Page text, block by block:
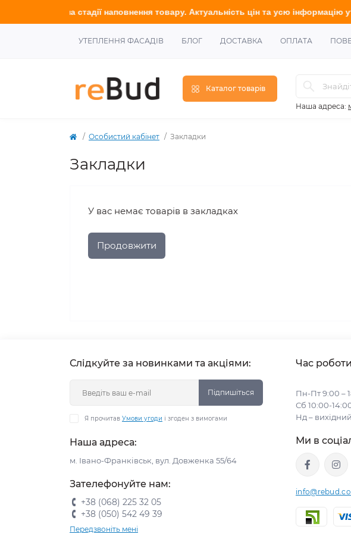
на стадії наповнення товару. Актуальність цін та усю інформацію у
УТЕПЛЕННЯ ФАСАДІВ БЛОГ ДОСТАВКА ОПЛАТА
Каталог товарів
Наша адреса:
Особистий кабінет Закладки
Закладки
У вас немає товарів в закладках
Продовжити
Слідкуйте за новинками та акціями:
Підпишіться
Я прочитав Умови угоди і згоден з вимогами
Наша адреса:
м. Івано-Франківськ, вул. Довженка 55/64
Зателефонуйте нам:
+38 (068) 225 32 05
+38 (050) 542 49 39
Передзвоніть мені
Час роботи
Пн-Пт 9:00 –
Сб 10:00-
Нд – вихідний
Ми в